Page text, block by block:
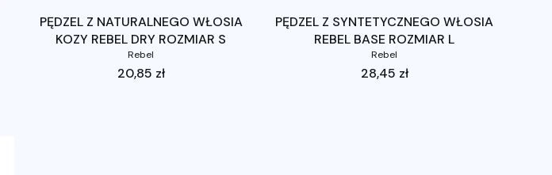
PĘDZEL Z NATURALNEGO WŁOSIA
KOZY REBEL DRY ROZMIAR S
Rebel
Cena
20,85 zł
PĘDZEL Z SYNTETYCZNEGO WŁOSIA
REBEL BASE ROZMIAR L
Rebel
Cena
28,45 zł